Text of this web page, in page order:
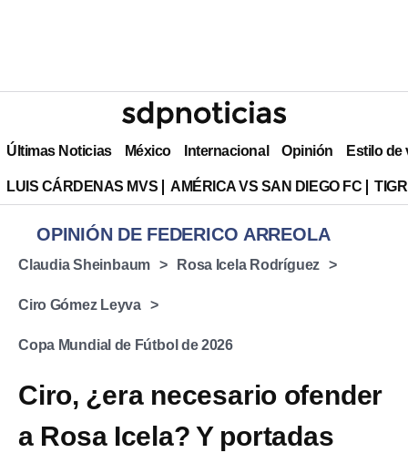
Últimas Noticias México Internacional Opinión Estilo de
LUIS CÁRDENAS MVS AMÉRICA VS SAN DIEGO FC
OPINIÓN DE FEDERICO ARREOLA
Claudia Sheinbaum Rosa Icela Rodríguez
Ciro Gómez Leyva
Copa Mundial de Fútbol de 2026
Ciro, ¿era necesario ofender
a Rosa Icela? Y portadas